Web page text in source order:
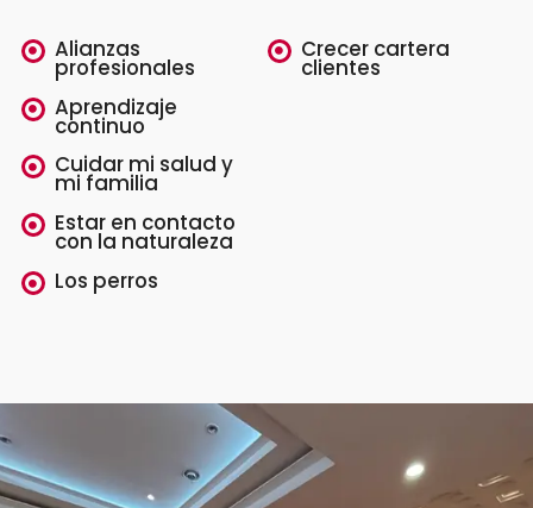
Alianzas
profesionales
Aprendizaje
continuo
Cuidar mi salud y
mi familia
Estar en contacto
con la naturaleza
Los perros
Crecer cartera
clientes